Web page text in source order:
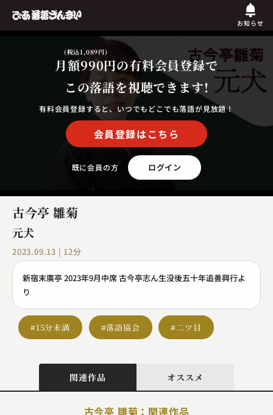
お知らせ
月額990円
(税込1,089円)
の有料会員登録で
この落語を視聴できます!
有料会員登録すると、いつでもどこでも落語が見放題！
会員登録はこちら
既に会員の方 ログイン
古今亭 雛菊
元犬
2023.09.13 | 12分
新宿末廣亭 2023年9月中席 古今亭志ん生没後五十年追善興行よ
り
#15分未満 #落語協会 #二ツ目
関連作品 オススメ
古今亭 雛菊：関連作品